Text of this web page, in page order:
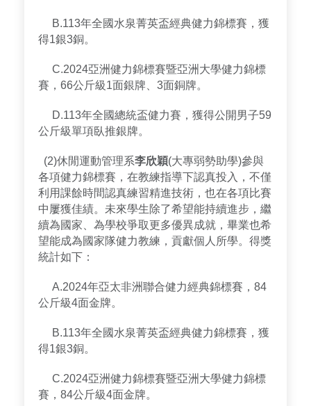
B.113年全國水泉菁英盃經典健力錦標賽，獲
得1銀3銅。
C.2024亞洲健力錦標賽暨亞洲大學健力錦標
賽，66公斤級1面銀牌、3面銅牌。
D.113年全國總統盃健力賽，獲得公開男子59
公斤級單項臥推銀牌。
(2)休閒運動管理系李欣穎(大專弱勢助學)參與
各項健力錦標賽，在教練指導下認真投入，不僅
利用課餘時間認真練習精進技術，也在各項比賽
中屢獲佳績。未來學生除了希望能持續進步，繼
續為國家、為學校爭取更多優異成就，畢業也希
望能成為國家隊健力教練，貢獻個人所學。得獎
統計如下：
A.2024年亞太非洲聯合健力經典錦標賽，84
公斤級4面金牌。
B.113年全國水泉菁英盃經典健力錦標賽，獲
得1銀3銅。
C.2024亞洲健力錦標賽暨亞洲大學健力錦標
賽，84公斤級4面金牌。